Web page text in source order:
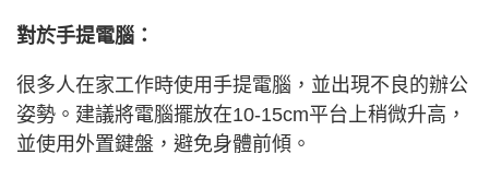
對於手提電腦：
很多人在家工作時使用手提電腦，並出現不良的辦公
姿勢。建議將電腦擺放在10-15cm平台上稍微升高，
並使用外置鍵盤，避免身體前傾。